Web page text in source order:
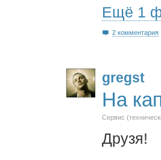
Ещё 1
2 комментария
gregst
На
Сервис
Друзя!